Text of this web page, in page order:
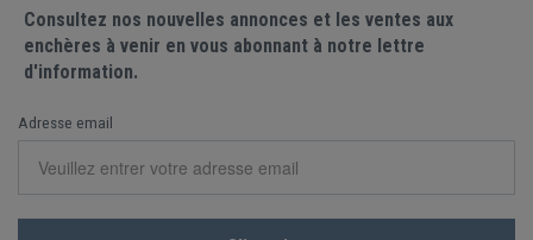
Consultez nos nouvelles annonces et les ventes aux
enchères à venir en vous abonnant à notre lettre
d'information.
Adresse email